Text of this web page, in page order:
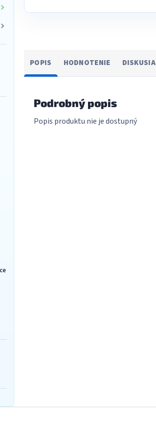
POPIS HODNOTENIE DISKUSIA
Podrobný popis
Popis produktu nie je dostupný